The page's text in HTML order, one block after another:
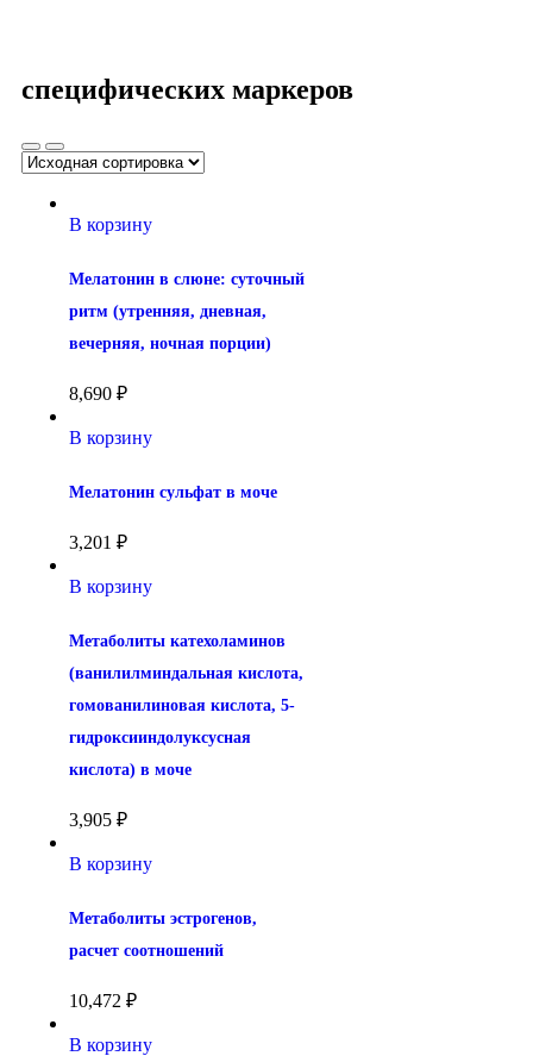
специфических маркеров
В корзину
Мелатонин в слюне: суточный
ритм (утренняя, дневная,
вечерняя, ночная порции)
8,690 ₽
В корзину
Мелатонин сульфат в моче
3,201 ₽
В корзину
Метаболиты катехоламинов
(ванилилминдальная кислота,
гомованилиновая кислота, 5-
гидроксииндолуксусная
кислота) в моче
3,905 ₽
В корзину
Метаболиты эстрогенов,
расчет соотношений
10,472 ₽
В корзину